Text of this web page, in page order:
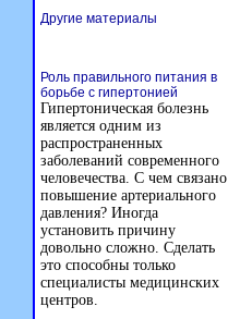
Другие материалы
Роль правильного питания в
борьбе с гипертонией
Гипертоническая болезнь
является одним из
распространенных
заболеваний современного
человечества. С чем связано
повышение артериального
давления? Иногда
установить причину
довольно сложно. Сделать
это способны только
специалисты медицинских
центров.